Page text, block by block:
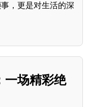
，更是对生活的深
一场精彩绝